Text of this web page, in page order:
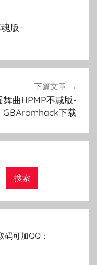
版-
下篇文章
曲HPMP不减版-
GBAromhack下载
搜索
可加QQ：